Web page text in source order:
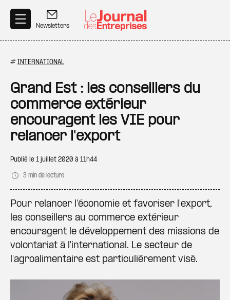
Newsletters
# INTERNATIONAL
Grand Est : les conseillers du
commerce extérieur
encouragent les VIE pour
relancer l'export
Publié le 1 juillet 2020 à 11h44
3 min de lecture
Pour relancer l'économie et favoriser l'export,
les conseillers au commerce extérieur
encouragent le développement des missions de
volontariat à l'international. Le secteur de
l'agroalimentaire est particulièrement visé.